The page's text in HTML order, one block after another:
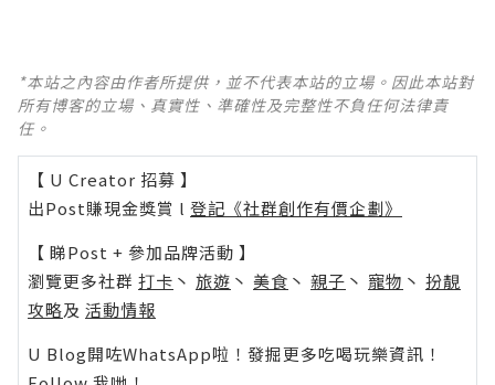
*本站之內容由作者所提供，並不代表本站的立場。因此本站對
所有博客的立場、真實性、準確性及完整性不負任何法律責
任。
【 U Creator 招募 】
出Post賺現金獎賞 l 登記《社群創作有價企劃》
【 睇Post + 參加品牌活動 】
瀏覽更多社群 打卡 丶 旅遊 丶 美食 丶 親子 丶 寵物 丶 扮靚
攻略及 活動情報
U Blog開咗WhatsApp啦！發掘更多吃喝玩樂資訊！